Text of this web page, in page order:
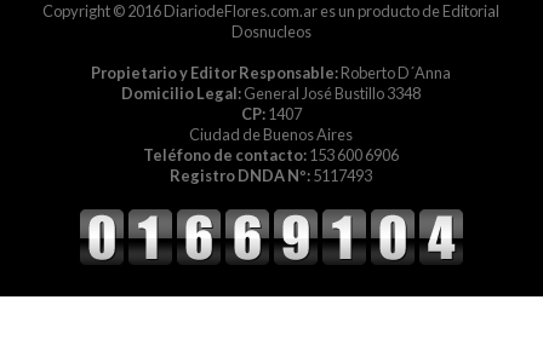
Copyright © 2016 DiariodeFlores.com.ar es un producto de Editorial
Dosnucleos
Propietario y Editor Responsable:Roberto D´Anna
Domicilio Legal:General José Bustillo 3348
CP:1407
Ciudad de Buenos Aires
Teléfono de contacto:153 600 6906
Registro DNDA Nº:5117493